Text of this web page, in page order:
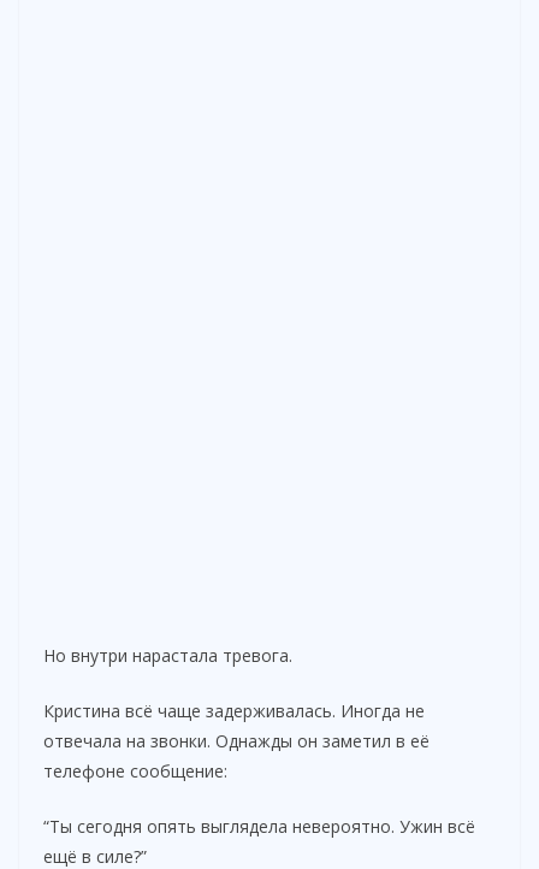
Но внутри нарастала тревога.
Кристина всё чаще задерживалась. Иногда не
отвечала на звонки. Однажды он заметил в её
телефоне сообщение:
“Ты сегодня опять выглядела невероятно. Ужин всё
ещё в силе?”